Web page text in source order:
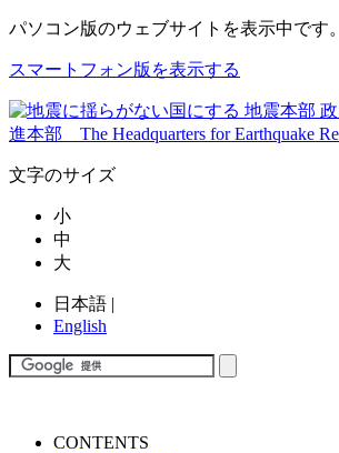
パソコン版のウェブサイトを表示中です。
スマートフォン版を表示する
文字のサイズ
小
中
大
日本語 |
English
CONTENTS